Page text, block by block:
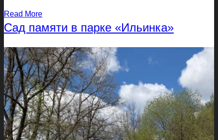
Read More
Сад памяти в парке «Ильинка»